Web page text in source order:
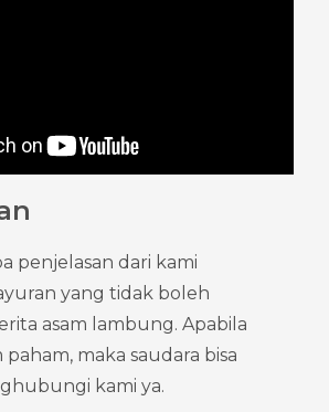
penjelasan dari kami
yang tidak boleh
asam lambung. Apabila
maka saudara bisa
kami ya.